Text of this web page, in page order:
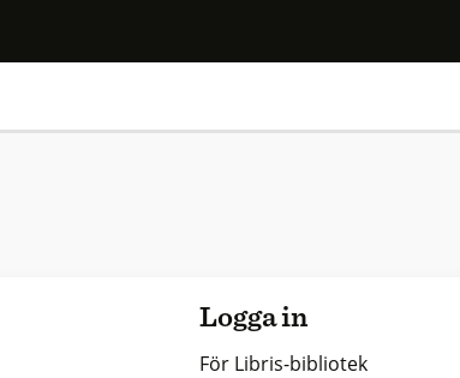
Logga in
För Libris-bibliotek